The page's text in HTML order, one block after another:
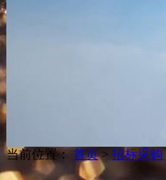
当前位置： 首页> 招标采购